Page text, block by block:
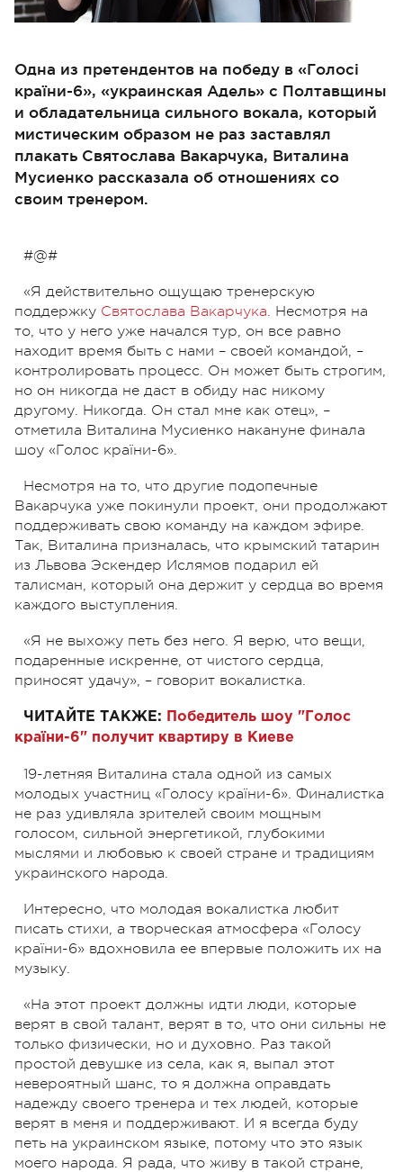
Одна из претендентов на победу в «Голосі
країни-6», «украинская Адель» с Полтавщины
и обладательница сильного вокала, который
мистическим образом не раз заставлял
плакать Святослава Вакарчука, Виталина
Мусиенко рассказала об отношениях со
своим тренером.
#@#
«Я действительно ощущаю тренерскую
поддержку Святослава Вакарчука. Несмотря на
то, что у него уже начался тур, он все равно
находит время быть с нами – своей командой, –
контролировать процесс. Он может быть строгим,
но он никогда не даст в обиду нас никому
другому. Никогда. Он стал мне как отец», –
отметила Виталина Мусиенко накануне финала
шоу «Голос країни-6».
Несмотря на то, что другие подопечные
Вакарчука уже покинули проект, они продолжают
поддерживать свою команду на каждом эфире.
Так, Виталина призналась, что крымский татарин
из Львова Эскендер Ислямов подарил ей
талисман, который она держит у сердца во время
каждого выступления.
«Я не выхожу петь без него. Я верю, что вещи,
подаренные искренне, от чистого сердца,
приносят удачу», – говорит вокалистка.
ЧИТАЙТЕ ТАКЖЕ:
Победитель шоу "Голос
країни-6" получит квартиру в Киеве
19-летняя Виталина стала одной из самых
молодых участниц «Голосу країни-6». Финалистка
не раз удивляла зрителей своим мощным
голосом, сильной энергетикой, глубокими
мыслями и любовью к своей стране и традициям
украинского народа.
Интересно, что молодая вокалистка любит
писать стихи, а творческая атмосфера «Голосу
країни-6» вдохновила ее впервые положить их на
музыку.
«На этот проект должны идти люди, которые
верят в свой талант, верят в то, что они сильны не
только физически, но и духовно. Раз такой
простой девушке из села, как я, выпал этот
невероятный шанс, то я должна оправдать
надежду своего тренера и тех людей, которые
верят в меня и поддерживают. И я всегда буду
петь на украинском языке, потому что это язык
моего народа. Я рада, что живу в такой стране,